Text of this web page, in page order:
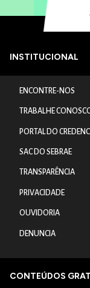
INSTITUCIONAL
ENCONTRE-NOS
TRABALHE
PORTAL DO
SAC DO SEBRAE
TRANSPARÊNCIA
PRIVACIDADE
OUVIDORIA
DENUNCIA
CONTEÚDOS